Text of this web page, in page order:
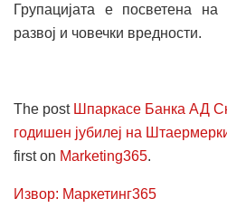
Групацијата е посветена
развој и човечки вредности.
The post Шпаркасе Банка АД
годишен јубилеј на
first on Marketing365.
Извор: Маркетинг365